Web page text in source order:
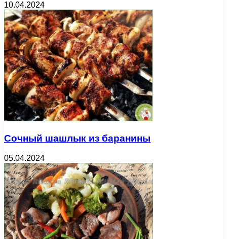
10.04.2024
Сочный шашлык из баранины
05.04.2024